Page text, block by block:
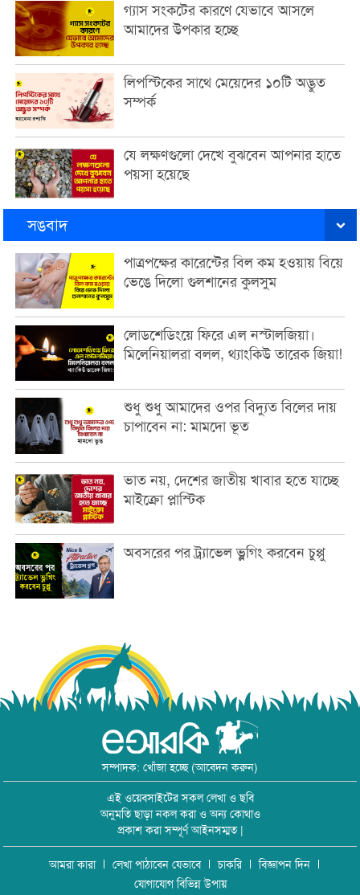
গ্যাস সংকটের কারণে যেভাবে আসলে
আমাদের উপকার হচ্ছে
লিপস্টিকের সাথে মেয়েদের ১০টি অদ্ভুত
সম্পর্ক
যে লক্ষণগুলো দেখে বুঝবেন আপনার হাতে
পয়সা হয়েছে
সঙবাদ
পাত্রপক্ষের কারেন্টের বিল কম হওয়ায় বিয়ে
ভেঙে দিলো গুলশানের কুলসুম
লোডশেডিংয়ে ফিরে এল নস্টালজিয়া।
মিলেনিয়ালরা বলল, থ্যাংকিউ তারেক জিয়া!
শুধু শুধু আমাদের ওপর বিদ্যুত বিলের দায়
চাপাবেন না: মামদো ভূত
ভাত নয়, দেশের জাতীয় খাবার হতে যাচ্ছে
মাইক্রো প্লাস্টিক
অবসরের পর ট্র্যাভেল ভ্লগিং করবেন চুপ্পু
সম্পাদক: খোঁজা হচ্ছে (আবেদন করুন)
এই ওয়েবসাইটের সকল লেখা ও ছবি
অনুমতি ছাড়া নকল করা ও অন্য কোথাও
প্রকাশ করা সম্পূর্ণ আইনসম্মত |
আমরা কারা লেখা পাঠাবেন যেভাবে চাকরি
বিজ্ঞাপন দিন
যোগাযোগ বিভিন্ন উপায়